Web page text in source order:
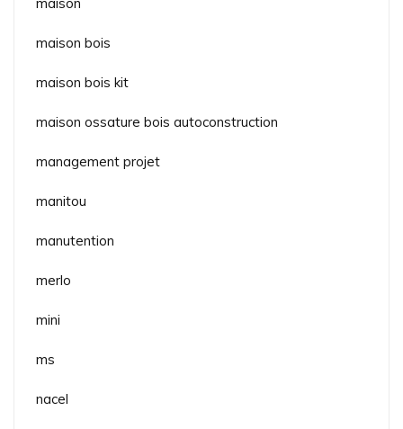
maison bois
maison bois kit
maison ossature bois autoconstruction
management projet
manitou
manutention
merlo
mini
ms
nacel